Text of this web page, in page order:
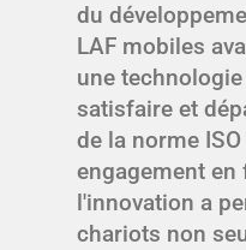
du
LAF mobiles
une
satisfaire et
de la norme
engagement en
l'innovation a
chariots non